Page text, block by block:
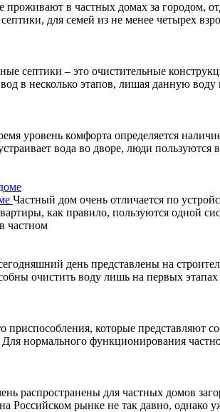
в частных домах за городом,
для семей из не менее четырех
септики – это очистительные
в несколько этапов, лишая данную
уровень комфорта определяется
вода во дворе, люди
Частный дом очень отличается по
как правило, пользуются одной
частном
день представлены на
очистить воду лишь на первых
приспособления, которые представляют
нормального функционирования
распространены для частных домов
Российском рынке не так давно, однако